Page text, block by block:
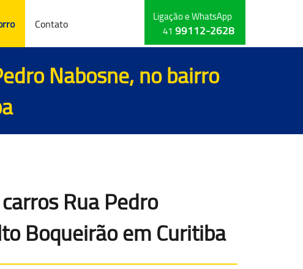
Contato
Ligação e WhatsApp
41 99112-2628
Nabosne, no bairro
Rua Pedro
Boqueirão em Curitiba